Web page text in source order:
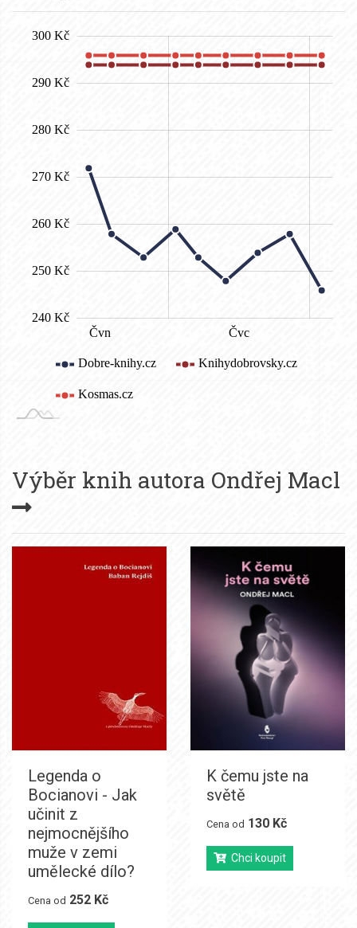
Výběr knih autora Ondřej Macl
Legenda o
Bocianovi - Jak
učinit z
nejmocnějšího
muže v zemi
umělecké dílo?
Cena od 252 Kč
K čemu jste na
světě
Cena od 130 Kč
Chci koupit